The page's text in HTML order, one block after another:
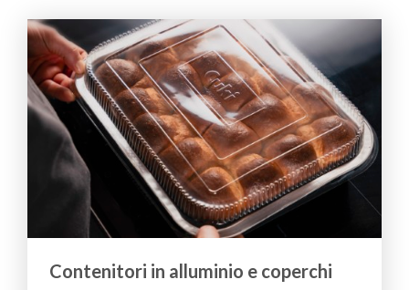
Contenitori in alluminio e coperchi